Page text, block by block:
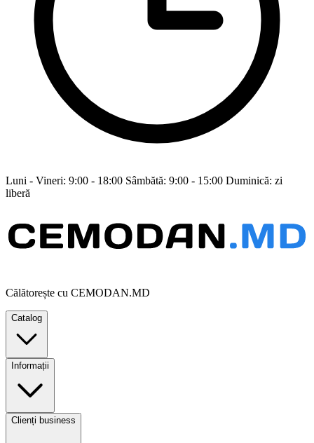
Luni - Vineri: 9:00 - 18:00 Sâmbătă: 9:00 - 15:00 Duminică: zi
liberă
Călătorește cu CEMODAN.MD
Catalog
Informații
Clienți business